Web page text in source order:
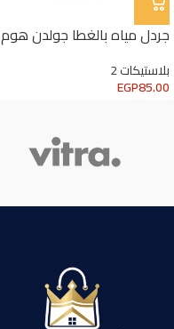
جردل مياه بالغطا جولدن هوم
بلاستيكات 2
EGP85.00